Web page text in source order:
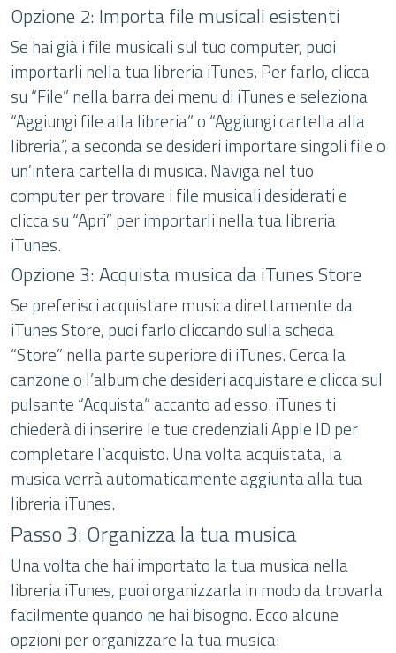
Opzione 2: Importa file musicali esistenti
Se hai già i file musicali sul tuo computer, puoi
importarli nella tua libreria iTunes. Per farlo, clicca
su “File” nella barra dei menu di iTunes e seleziona
“Aggiungi file alla libreria” o “Aggiungi cartella alla
libreria”, a seconda se desideri importare singoli file o
un’intera cartella di musica. Naviga nel tuo
computer per trovare i file musicali desiderati e
clicca su “Apri” per importarli nella tua libreria
iTunes.
Opzione 3: Acquista musica da iTunes Store
Se preferisci acquistare musica direttamente da
iTunes Store, puoi farlo cliccando sulla scheda
“Store” nella parte superiore di iTunes. Cerca la
canzone o l’album che desideri acquistare e clicca sul
pulsante “Acquista” accanto ad esso. iTunes ti
chiederà di inserire le tue credenziali Apple ID per
completare l’acquisto. Una volta acquistata, la
musica verrà automaticamente aggiunta alla tua
libreria iTunes.
Passo 3: Organizza la tua musica
Una volta che hai importato la tua musica nella
libreria iTunes, puoi organizzarla in modo da trovarla
facilmente quando ne hai bisogno. Ecco alcune
opzioni per organizzare la tua musica: